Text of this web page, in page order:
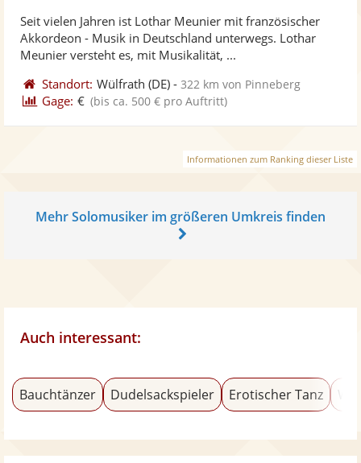
Fotos
5
Seit vielen Jahren ist Lothar Meunier mit französischer
Akkordeon - Musik in Deutschland unterwegs. Lothar
Meunier versteht es, mit Musikalität, ...
Standort: Wülfrath (DE) -322 km von Pinneberg
Gage: € (bis ca. 500 € pro Auftritt)
Informationen zum Ranking dieser Liste
Mehr Solomusiker im größeren Umkreis finden
Auch interessant:
Bauchtänzer Dudelsackspieler Erotischer Tanz